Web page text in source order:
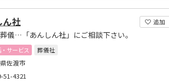
追加
ん社
儀…「あんしん社」にご相談下さい。
サービス
葬儀社
佐渡市
51-4321